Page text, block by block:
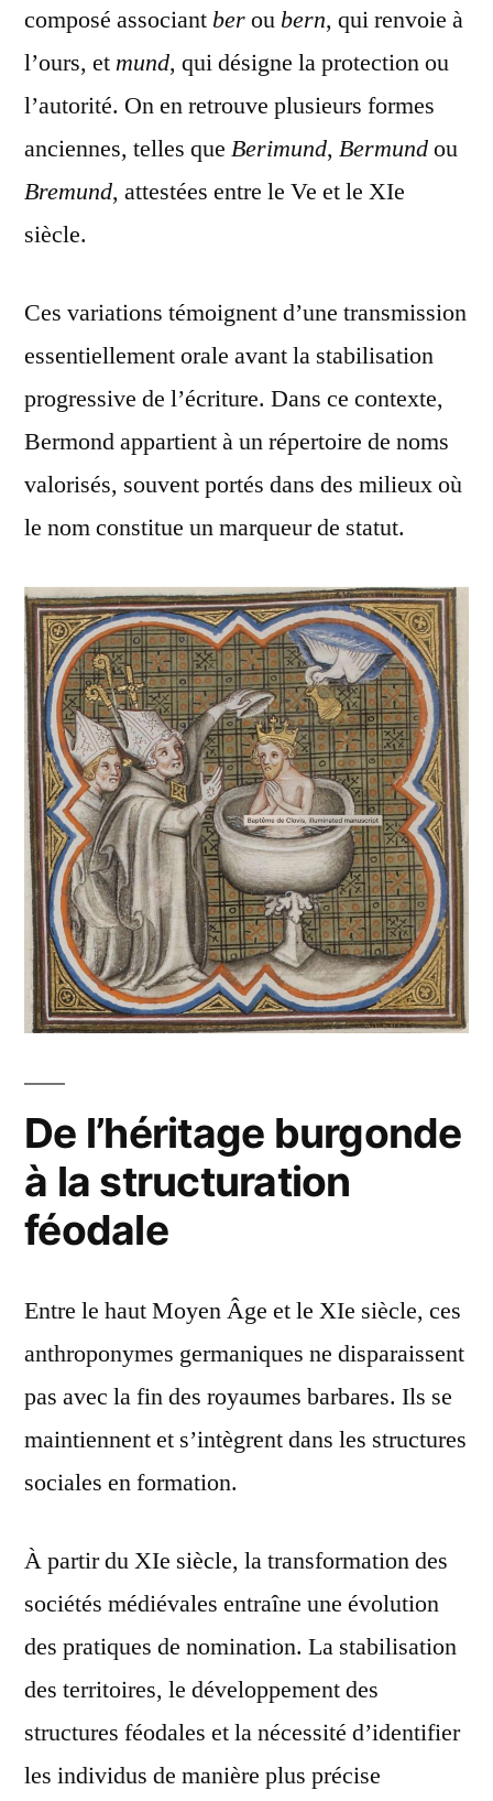
composé associant berou bern, qui renvoie à
l’ours, etmund, qui désigne la protection ou
l’autorité. On en retrouve plusieurs formes
anciennes, telles que Berimund, Bermundou
Bremund, attestées entre le Ve et le XIe
siècle.
Ces variations témoignent d’une transmission
essentiellement orale avant la stabilisation
progressive de l’écriture. Dans ce contexte,
Bermond appartient à un répertoire de noms
valorisés, souvent portés dans des milieux où
le nom constitue un marqueur de statut.
De l’héritage burgonde
à la structuration
féodale
Entre le haut Moyen Âge et le XIe siècle, ces
anthroponymes germaniques ne disparaissent
pas avec la fin des royaumes barbares. Ils se
maintiennent et s’intègrent dans les structures
sociales en formation.
À partir du XIe siècle, la transformation des
sociétés médiévales entraîne une évolution
des pratiques de nomination. La stabilisation
des territoires, le développement des
structures féodales et la nécessité d’identifier
les individus de manière plus précise